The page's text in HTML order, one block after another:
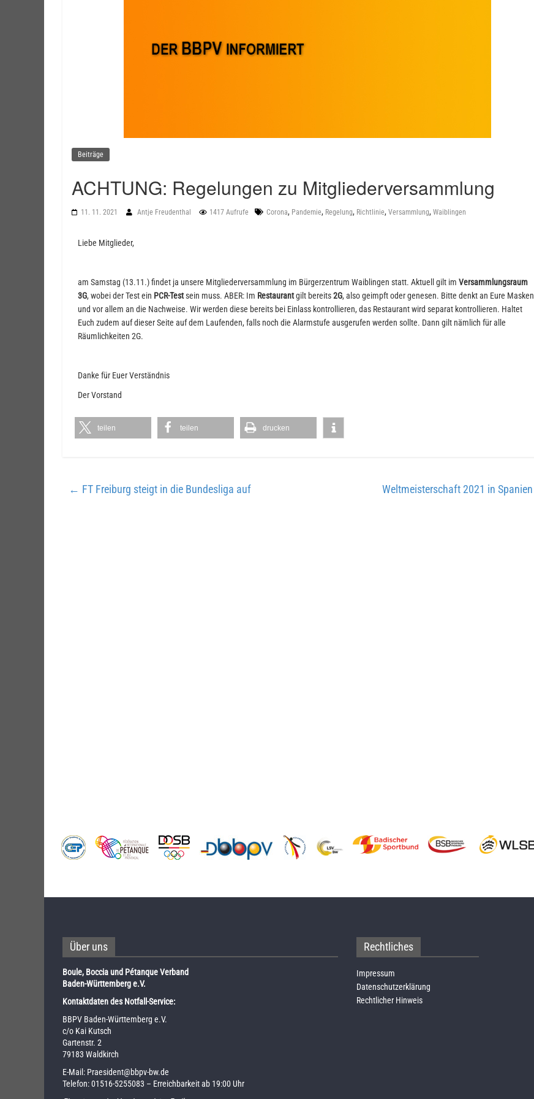
Beiträge
ACHTUNG: Regelungen zu Mitgliederversammlung
11. 11. 2021 Antje Freudenthal 1417 Aufrufe Corona, Pandemie, Regelung, Richtlinie, Versammlung, Waiblingen
Liebe Mitglieder,
am Samstag (13.11.) findet ja unsere Mitgliederversammlung im Bürgerzentrum Waiblingen statt. Aktuell gilt im Versammlungsraum
3G, wobei der Test ein PCR-Testsein muss. ABER: Im Restaurantgilt bereits2G, also geimpft oder genesen. Bitte denkt an Eure Masken
und vor allem an die Nachweise. Wir werden diese bereits bei Einlass kontrollieren, das Restaurant wird separat kontrollieren. Haltet
Euch zudem auf dieser Seite auf dem Laufenden, falls noch die Alarmstufe ausgerufen werden sollte. Dann gilt nämlich für alle
Räumlichkeiten 2G.
Danke für Euer Verständnis
Der Vorstand
teilen teilen drucken
← FT Freiburg steigt in die Bundesliga auf Weltmeisterschaft 2021 in Spanien
Über uns
Boule, Boccia und Pétanque Verband
Baden-Württemberg e.V.
Kontaktdaten des Notfall-Service:
BBPV Baden-Württemberg e.V.
c/o Kai Kutsch
Gartenstr. 2
79183 Waldkirch
E-Mail: Praesident@bbpv-bw.de
Telefon:01516-5255083 – Erreichbarkeit ab 19:00 Uhr
Rechtliches
Impressum
Datenschutzerklärung
Rechtlicher Hinweis